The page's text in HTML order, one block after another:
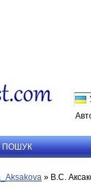
ПОШУК
» В.С.